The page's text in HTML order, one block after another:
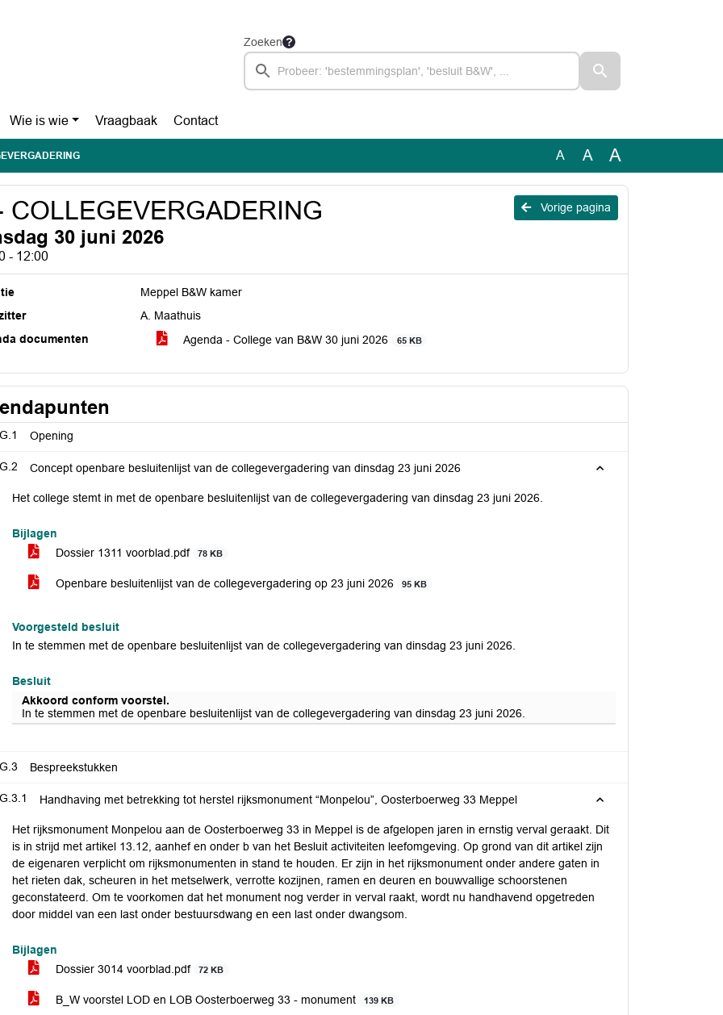
Zoeken
Wie is wie Vraagbaak Contact
A A A
Vorige pagina
COLLEGEVERGADERING
30 juni 2026
- 12:00
Meppel B&W kamer
A. Maathuis
documenten
Agenda - College van B&W 30 juni 2026 65 KB
Opening
Concept openbare besluitenlijst van de collegevergadering van dinsdag 23 juni 2026
Het college stemt in met de openbare besluitenlijst van de collegevergadering van dinsdag 23 juni 2026.
Bijlagen
Dossier 1311 voorblad.pdf
78 KB
Openbare besluitenlijst van de collegevergadering op 23 juni 2026 95 KB
Voorgesteld besluit
In te stemmen met de openbare besluitenlijst van de collegevergadering van dinsdag 23 juni 2026.
Besluit
Akkoord conform voorstel.
In te stemmen met de openbare besluitenlijst van de collegevergadering van dinsdag 23 juni 2026.
Bespreekstukken
Handhaving met betrekking tot herstel rijksmonument “Monpelou”, Oosterboerweg 33 Meppel
Het rijksmonument Monpelou aan de Oosterboerweg 33 in Meppel is de afgelopen jaren in ernstig verval geraakt. Dit
is in strijd met artikel 13.12, aanhef en onder b van het Besluit activiteiten leefomgeving. Op grond van dit artikel zijn
de eigenaren verplicht om rijksmonumenten in stand te houden. Er zijn in het rijksmonument onder andere gaten in
het rieten dak, scheuren in het metselwerk, verrotte kozijnen, ramen en deuren en bouwvallige schoorstenen
geconstateerd. Om te voorkomen dat het monument nog verder in verval raakt, wordt nu handhavend opgetreden
door middel van een last onder bestuursdwang en een last onder dwangsom.
Bijlagen
Dossier 3014 voorblad.pdf
72 KB
B_W voorstel LOD en LOB Oosterboerweg 33 - monument 139 KB